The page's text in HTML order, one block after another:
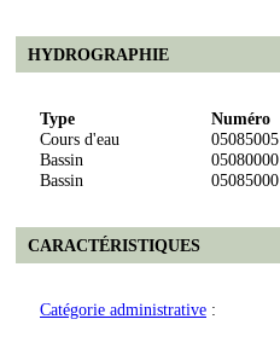
HYDROGRAPHIE
Type Numéro
Cours d'eau
05085005
Bassin
05080000
Bassin
05085000
CARACTÉRISTIQUES
Catégorie administrative :